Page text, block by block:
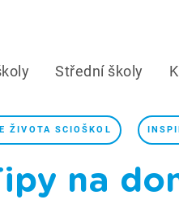
Střední školy
ŽIVOTA SCIOŠKOL
na